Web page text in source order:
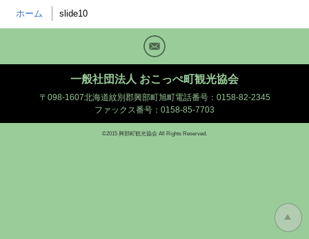
ホーム slide10
Mail
一般社団法人 おこっぺ町観光協会
〒098-1607北海道紋別郡興部町旭町電話番号：0158-82-2345
ファックス番号：0158-85-7703
©2015 興部町観光協会 All Rights Reserved.